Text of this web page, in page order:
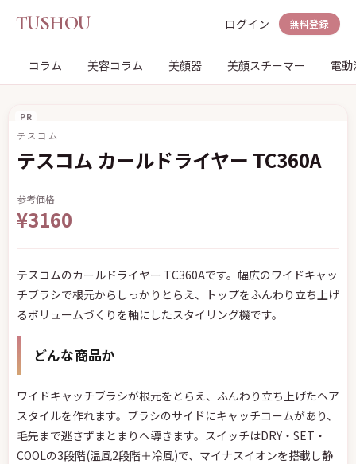
TUSHOU ログイン 無料登録
コラム 美容コラム 美顔器 美顔スチーマー 電
PR
テスコム
テスコム カールドライヤー TC360A
参考価格
¥3160
テスコムのカールドライヤー TC360Aです。幅広のワイドキャッ
チブラシで根元からしっかりとらえ、トップをふんわり立ち上げ
るボリュームづくりを軸にしたスタイリング機です。
どんな商品か
ワイドキャッチブラシが根元をとらえ、ふんわり立ち上げたヘア
スタイルを作れます。ブラシのサイドにキャッチコームがあり、
毛先まで逃さずまとまりへ導きます。スイッチはDRY・SET・
COOLの3段階(温風2段階＋冷風)で、マイナスイオンを搭載し静